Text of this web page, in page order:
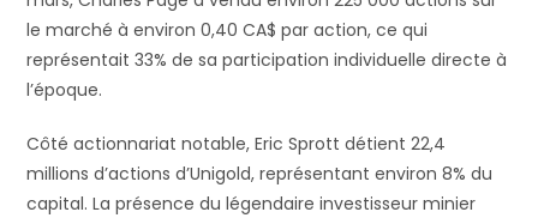
le marché à environ 0,40 CA$ par action, ce qui
représentait 33% de sa participation individuelle directe à
l’époque.
Côté actionnariat notable, Eric Sprott détient 22,4
millions d’actions d’Unigold, représentant environ 8% du
capital. La présence du légendaire investisseur minier